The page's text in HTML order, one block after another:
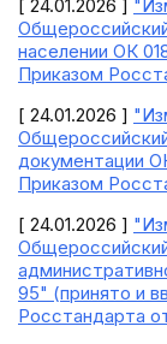
[ 24.01.2026 ]
населении ОК
Приказом
[ 24.01.2026 ]
документации
Приказом
[ 24.01.2026 ]
95" (принято и
Росстандарта